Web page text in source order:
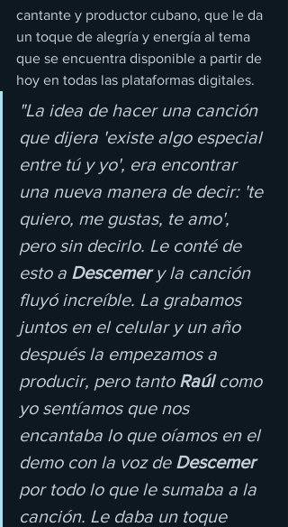
cantante y productor cubano, que le da
un toque de alegría y energía al tema
que se encuentra disponible a partir de
hoy en todas las plataformas digitales.
"La idea de hacer una canción
que dijera 'existe algo especial
entre tú y yo', era encontrar
una nueva manera de decir: 'te
quiero, me gustas, te amo',
pero sin decirlo. Le conté de
esto a Descemer y la canción
fluyó increíble. La grabamos
juntos en el celular y un año
después la empezamos a
producir, pero tanto Raúl como
yo sentíamos que nos
encantaba lo que oíamos en el
demo con la voz de Descemer
por todo lo que le sumaba a la
canción. Le daba un toque